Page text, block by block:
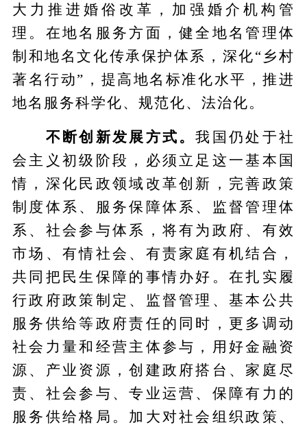
大力推进婚俗改革，加强婚介机构管
理。在地名服务方面，健全地名管理体
制和地名文化传承保护体系，深化“乡村
著名行动”，提高地名标准化水平，推进
地名服务科学化、规范化、法治化。
不断创新发展方式。我国仍处于社
会主义初级阶段，必须立足这一基本国
情，深化民政领域改革创新，完善政策
制度体系、服务保障体系、监督管理体
系、社会参与体系，将有为政府、有效
市场、有情社会、有责家庭有机结合，
共同把民生保障的事情办好。在扎实履
行政府政策制定、监督管理、基本公共
服务供给等政府责任的同时，更多调动
社会力量和经营主体参与，用好金融资
源、产业资源，创建政府搭台、家庭尽
责、社会参与、专业运营、保障有力的
服务供给格局。加大对社会组织政策、